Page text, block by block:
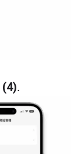
(4).